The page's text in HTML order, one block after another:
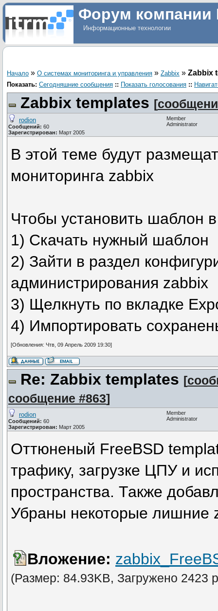
Форум компании
Информационные технологии
Начало » О системах мониторинга и управления » Zabbix » Zabbix
Показать: Сегодняшние сообщения :: Показать голосования ::
Zabbix templates [
rodion
Сообщений: 60
Зарегистрирован: Март 2005
Member
Administrator
В этой теме будут
мониторинга zabbix
Чтобы установить шаблон
1) Скачать нужный шаблон
2) Зайти в раздел
администрирования zabbix
3) Щелкнуть по вкладке
4) Импортировать
[Обновления: Чтв, 09 Апрель 2009 19:30]
Re: Zabbix templates [
сообщение #863]
rodion
Сообщений: 60
Зарегистрирован: Март 2005
Member
Administrator
Оттюненый FreeBSD
трафику, загрузке ЦПУ и
пространства. Также
Убраны некоторые лишние
Вложение:
(Размер: 84.93KB, Загружено 2423